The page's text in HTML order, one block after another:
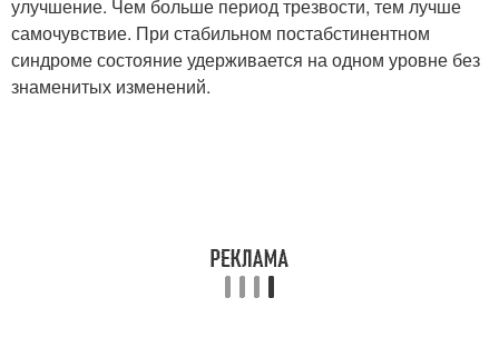
улучшение. Чем больше период трезвости, тем лучше
самочувствие. При стабильном постабстинентном
синдроме состояние удерживается на одном уровне без
знаменитых изменений.